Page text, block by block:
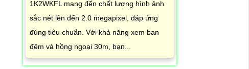
1K2WKFL mang đến chất lượng hình ảnh
sắc nét lên đến 2.0 megapixel, đáp ứng
đúng tiêu chuẩn. Với khả năng xem ban
đêm và hồng ngoại 30m, bạn...